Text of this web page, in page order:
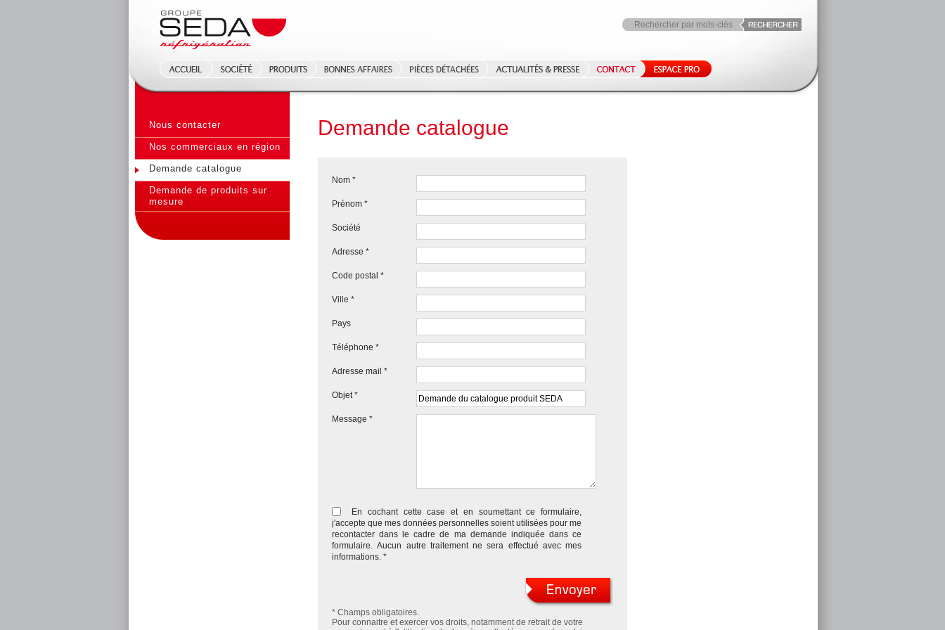
Nous contacter
Nos commerciaux en région
Demande catalogue
Demande de produits sur
mesure
Demande catalogue
Nom
Prénom
Société
Adresse
Code postal
Ville
Pays
Téléphone
Adresse mail
Objet
Message
En cochant cette case et en soumettant ce formulaire,
j'accepte que mes données personnelles soient utilisées pour me
recontacter dans le cadre de ma demande indiquée dans ce
formulaire. Aucun autre traitement ne sera effectué avec mes
informations.
* Champs obligatoires.
Pour connaitre et exercer vos droits, notamment de retrait de votre